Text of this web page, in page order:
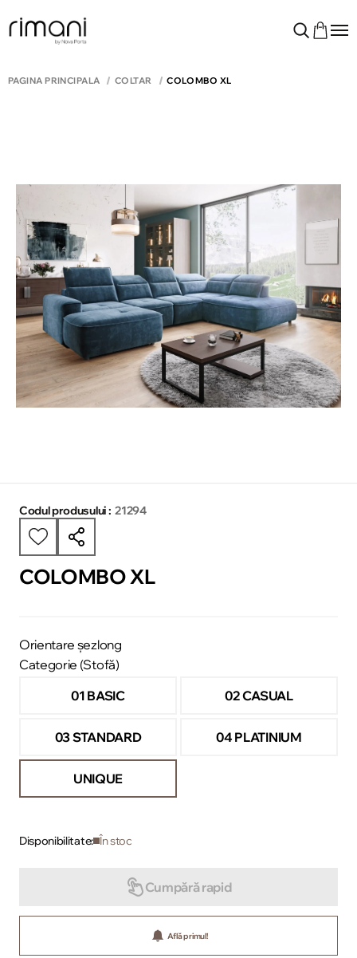
PAGINA PRINCIPALĂ COLTAR COLOMBO XL
Codul produsului : 21294
COLOMBO XL
Orientare șezlong
Categorie (Stofă)
01 BASIC
02 CASUAL
03 STANDARD 04 PLATINIUM
UNIQUE
Disponibilitate: În stoc
Cumpără rapid
Află primul!